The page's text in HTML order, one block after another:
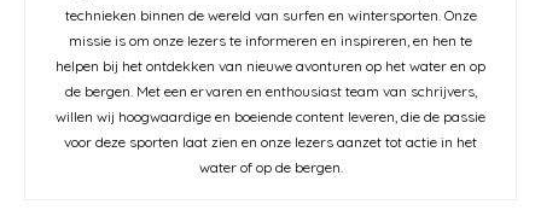
technieken binnen de wereld van surfen en wintersporten. Onze
missie is om onze lezers te informeren en inspireren, en hen te
helpen bij het ontdekken van nieuwe avonturen op het water en op
de bergen. Met een ervaren en enthousiast team van schrijvers,
willen wij hoogwaardige en boeiende content leveren, die de passie
voor deze sporten laat zien en onze lezers aanzet tot actie in het
water of op de bergen.